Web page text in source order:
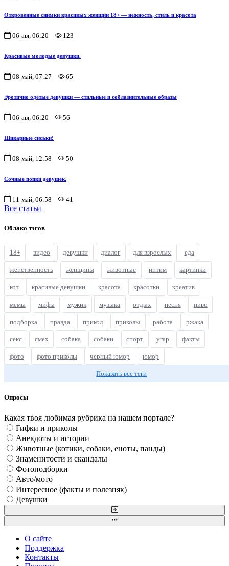
Откровенные снимки красивых женщин 18+ — нежность, стиль и красота
06-авг, 06:20 123
Красивые молодые девушки.
08-май, 07:27 65
Эротично одетые девушки — стильные и соблазнительные образы
06-авг, 06:20 56
Шикарные сиськи!
08-май, 12:58 50
Сочные попки девушек.
11-май, 06:58 41
Все статьи
Облако тэгов
18+ видео девушки диалог для взрослых еда
женственность женщины животные интим картинки
кот красивые девушки красота красотки креатив
мемы мифы мужик музыка отдых песня пиво
подборка правда прикол приколы работа ржака
секс смех собака собаки спорт угар факты
фото фото приколы черный юмор юмор
Показать все теги
Опросы
Какая твоя любимая рубрика на нашем портале?
Гифки и приколы
Анекдоты и истории
Животные (котики, собаки, еноты, панды)
Знаменитости и скандалы
Фотоподборки
Авто/мото
Интересное (факты и полезняк)
Девушки
О сайте
Поддержка
Контакты